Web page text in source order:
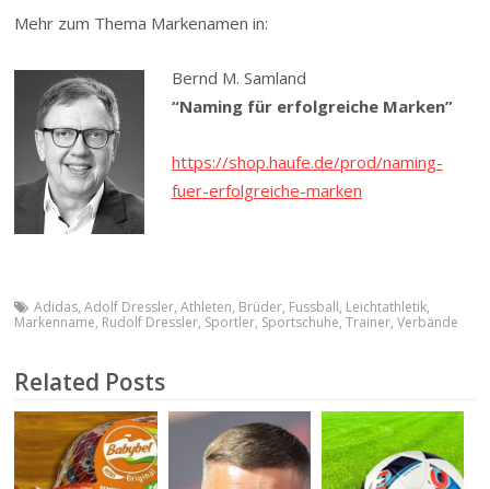
Mehr zum Thema Markenamen in:
Bernd M. Samland
“Naming für erfolgreiche Marken”
https://shop.haufe.de/prod/naming-
fuer-erfolgreiche-marken
Adidas,Adolf Dressler,Athleten, Brüder, Fussball, Leichtathletik,
Markenname, Rudolf Dressler, Sportler, Sportschuhe,Trainer,Verbände
Related Posts